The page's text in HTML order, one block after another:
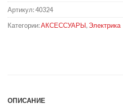
Артикул:40324
Категории:АКСЕССУАРЫ, Электрика
ОПИСАНИЕ